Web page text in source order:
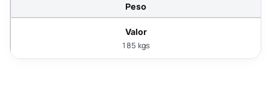
Peso
185 kgs